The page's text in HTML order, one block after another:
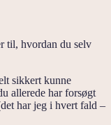
til, hvordan du selv
sikkert kunne
allerede har forsøgt
har jeg i hvert fald –